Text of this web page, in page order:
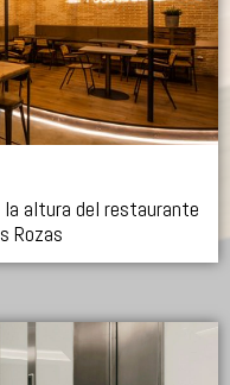
altura del restaurante
Rozas